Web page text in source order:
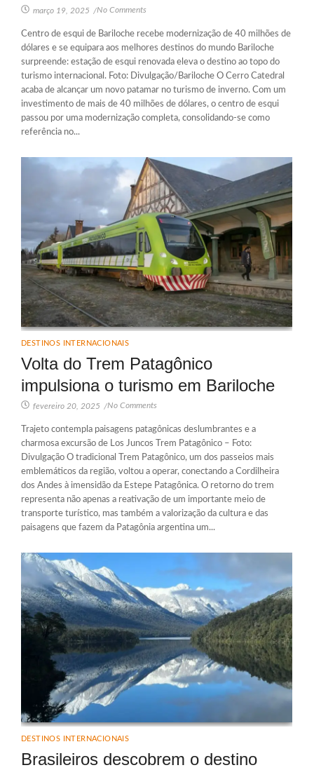
março 19, 2025 /No Comments
Centro de esqui de Bariloche recebe modernização de 40 milhões de
dólares e se equipara aos melhores destinos do mundo Bariloche
surpreende: estação de esqui renovada eleva o destino ao topo do
turismo internacional. Foto: Divulgação/Bariloche O Cerro Catedral
acaba de alcançar um novo patamar no turismo de inverno. Com um
investimento de mais de 40 milhões de dólares, o centro de esqui
passou por uma modernização completa, consolidando-se como
referência no...
DESTINOS INTERNACIONAIS
Volta do Trem Patagônico
impulsiona o turismo em Bariloche
fevereiro 20, 2025 /No Comments
Trajeto contempla paisagens patagônicas deslumbrantes e a
charmosa excursão de Los Juncos Trem Patagônico – Foto:
Divulgação O tradicional Trem Patagônico, um dos passeios mais
emblemáticos da região, voltou a operar, conectando a Cordilheira
dos Andes à imensidão da Estepe Patagônica. O retorno do trem
representa não apenas a reativação de um importante meio de
transporte turístico, mas também a valorização da cultura e das
paisagens que fazem da Patagônia argentina um...
DESTINOS INTERNACIONAIS
Brasileiros descobrem o destino